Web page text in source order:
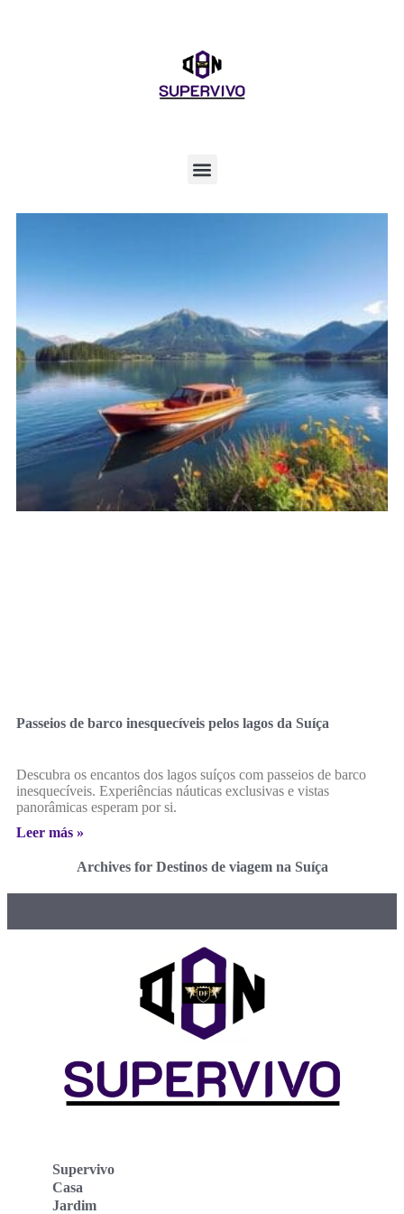
Passeios de barco inesquecíveis pelos lagos da Suíça
Descubra os encantos dos lagos suíços com passeios de barco
inesquecíveis. Experiências náuticas exclusivas e vistas
panorâmicas esperam por si.
Leer más »
Archives for Destinos de viagem na Suíça
Supervivo
Casa
Jardim